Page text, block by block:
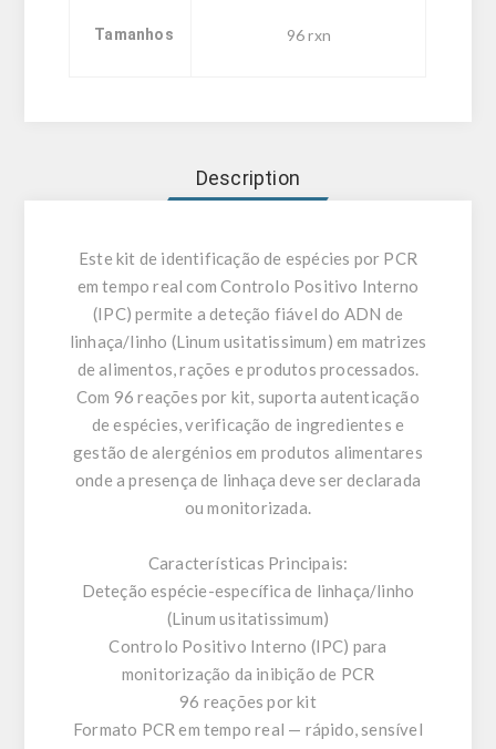
Tamanhos 96 rxn
Description
Este kit de identificação de espécies por PCR
em tempo real com Controlo Positivo Interno
(IPC) permite a deteção fiável do ADN de
linhaça/linho (Linum usitatissimum) em matrizes
de alimentos, rações e produtos processados.
Com 96 reações por kit, suporta autenticação
de espécies, verificação de ingredientes e
gestão de alergénios em produtos alimentares
onde a presença de linhaça deve ser declarada
ou monitorizada.
Características Principais:
Deteção espécie-específica de linhaça/linho
(Linum usitatissimum)
Controlo Positivo Interno (IPC) para
monitorização da inibição de PCR
96 reações por kit
Formato PCR em tempo real — rápido, sensível